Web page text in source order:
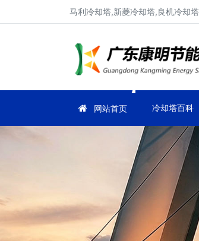
马利冷却塔,新菱冷却塔,良机冷却
网站首页 冷却塔百科